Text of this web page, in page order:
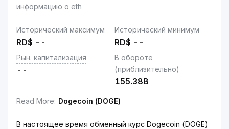
информацию о eth
Исторический максимум
RD$ --
Исторический минимум
RD$ --
Рын. капитализация
--
В обороте
(приблизительно)
155.38B
Read More: Dogecoin (DOGE)
В настоящее время обменный курс Dogecoin (DOGE)